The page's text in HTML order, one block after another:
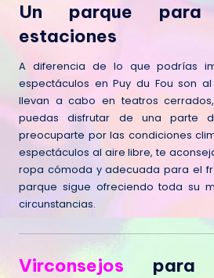
Un parque
estaciones
A diferencia de lo que podrías
espectáculos en Puy du Fou son
llevan a cabo en teatros
puedas disfrutar de una parte
preocuparte por las condiciones
espectáculos al aire libre, te
ropa cómoda y adecuada para el
parque sigue ofreciendo toda su
circunstancias.
Virconsejos para